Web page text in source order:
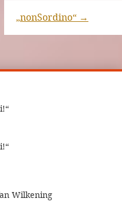
„nonSordino“ →
Wilkening